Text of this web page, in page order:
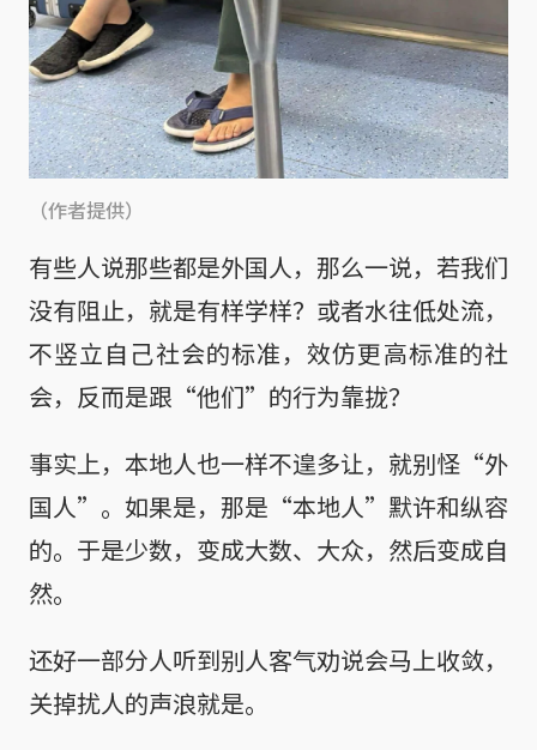
（作者提供）
有些人说那些都是外国人，那么一说，若我们
没有阻止，就是有样学样？或者水往低处流，
不竖立自己社会的标准，效仿更高标准的社
会，反而是跟“他们”的行为靠拢？
事实上，本地人也一样不遑多让，就别怪“外
国人”。如果是，那是“本地人”默许和纵容
的。于是少数，变成大数、大众，然后变成自
然。
还好一部分人听到别人客气劝说会马上收敛，
关掉扰人的声浪就是。